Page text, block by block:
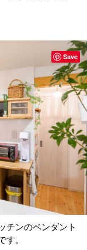
チンのペンダント
す。
Save